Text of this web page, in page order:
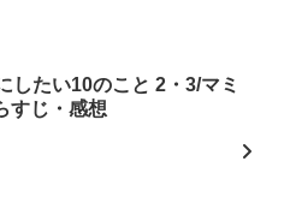
したい10のこと 2・3/マミ
すじ・感想